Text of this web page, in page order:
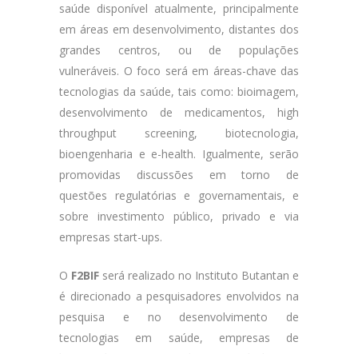
saúde disponível atualmente, principalmente
em áreas em desenvolvimento, distantes dos
grandes centros, ou de populações
vulneráveis. O foco será em áreas-chave das
tecnologias da saúde, tais como: bioimagem,
desenvolvimento de medicamentos, high
throughput screening, biotecnologia,
bioengenharia e e-health. Igualmente, serão
promovidas discussões em torno de
questões regulatórias e governamentais, e
sobre investimento público, privado e via
empresas start-ups.
O F2BIF será realizado no Instituto Butantan e
é direcionado a pesquisadores envolvidos na
pesquisa e no desenvolvimento de
tecnologias em saúde, empresas de